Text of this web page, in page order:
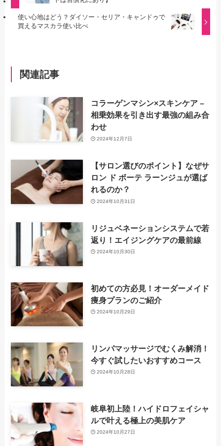
使い心地はどう？ダイソー・セリア・キャンドゥで
買えるマスカラ使い比べ
関連記事
コラーゲンマシン×スキンケア –
相乗効果を引き出す最強の組み合
わせ
2024年12月7日
【サロン選びのポイント】なぜサ
ロン ド ボーテ ラーンジュが選ば
れるのか？
2024年10月31日
リジュベネーションシステムで若
返り！エイジングケアの最前線
2024年10月30日
初めての方必見！オーダーメイド
痩身プランのご紹介
2024年10月29日
リンパマッサージでむくみ解消！
今すぐ試したいおすすめコース
2024年10月28日
岐阜初上陸！ハイドロフェイシャ
ルで叶える極上の美肌ケア
2024年10月27日